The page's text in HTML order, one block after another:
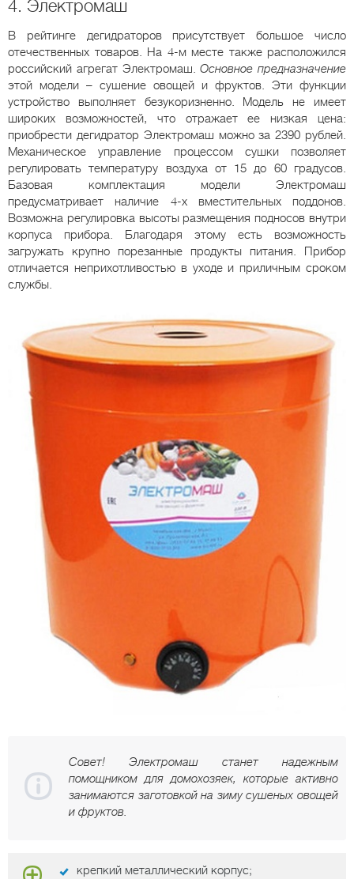
4. Электромаш
В рейтинге дегидраторов присутствует большое число
отечественных товаров. На 4-м месте также расположился
российский агрегат Электромаш.Основное предназначение
этой модели – сушение овощей и фруктов. Эти функции
устройство выполняет безукоризненно. Модель не имеет
широких возможностей, что отражает ее низкая цена:
приобрести дегидратор Электромаш можно за 2390 рублей.
Механическое управление процессом сушки позволяет
регулировать температуру воздуха от 15 до 60 градусов.
Базовая комплектация модели Электромаш
предусматривает наличие 4-х вместительных поддонов.
Возможна регулировка высоты размещения подносов внутри
корпуса прибора. Благодаря этому есть возможность
загружать крупно порезанные продукты питания. Прибор
отличается неприхотливостью в уходе и приличным сроком
службы.
Совет! Электромаш станет надежным
помощником для домохозяек, которые активно
занимаются заготовкой на зиму сушеных овощей
и фруктов.
крепкий металлический корпус;